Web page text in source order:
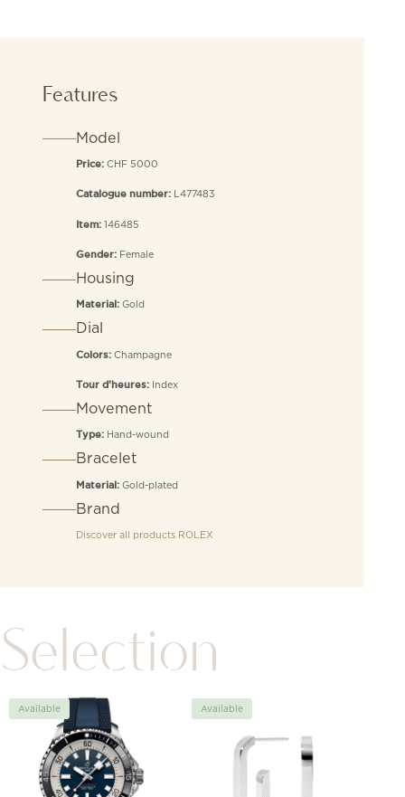
Features
Model
Price: CHF 5000
Catalogue number: L477483
Item: 146485
Gender: Female
Housing
Material: Gold
Dial
Colors: Champagne
Tour d’heures: Index
Movement
Type: Hand-wound
Bracelet
Material: Gold-plated
Brand
Discover all products ROLEX
Selection
Available Available